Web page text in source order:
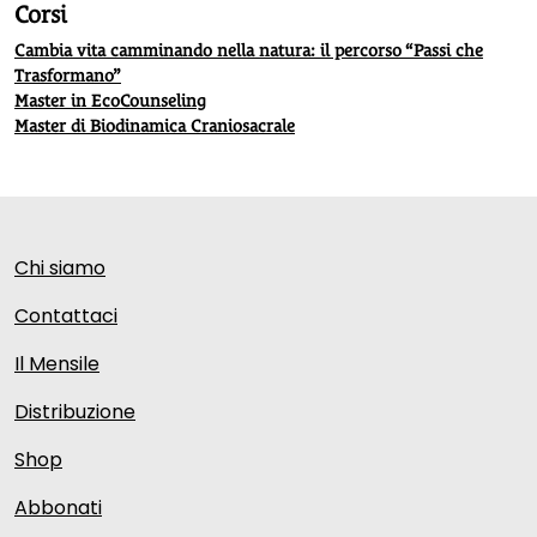
Corsi
Cambia vita camminando nella natura: il percorso “Passi che
Trasformano”
Master in EcoCounseling
Master di Biodinamica Craniosacrale
Chi siamo
Contattaci
Il Mensile
Distribuzione
Shop
Abbonati